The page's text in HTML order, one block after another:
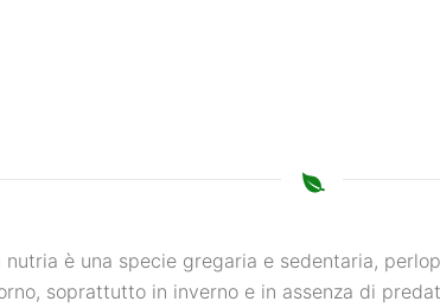
nutria è una specie gregaria e sedentaria,
soprattutto in inverno e in assenza di